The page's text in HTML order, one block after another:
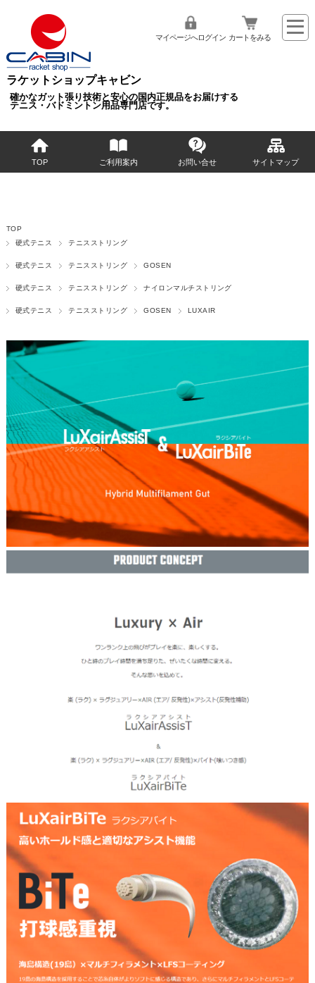
ラケットショップキャビン
確かなガット張り技術と安心の国内正規品をお届けする
テニス・バドミントン用品専門店です。
マイページへログイン カートをみる
TOP ご利用案内 お問い合せ サイトマップ
TOP
硬式テニス
テニスストリング
硬式テニス テニスストリング GOSEN
硬式テニス テニスストリング ナイロンマルチストリング
硬式テニス テニスストリング GOSEN LUXAIR